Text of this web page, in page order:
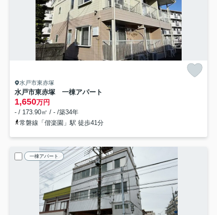
水戸市東赤塚
水戸市東赤塚 一棟アパート
1,650万円
- / 173.90㎡ / - /築34年
常磐線「偕楽園」駅 徒歩41分
一棟アパート